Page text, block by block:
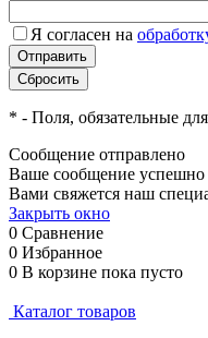
Я согласен на
* - Поля, обязательные
Сообщение отправлено
Ваше сообщение успешно
Вами свяжется наш
Закрыть окно
0 Сравнение
0 Избранное
0 В корзине пока пусто
Каталог товаров